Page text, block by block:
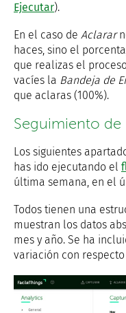
Ejecutar).
En el caso de Aclarar
haces, sino el
que realizas el
vacíes la Bandeja de
que aclaras (100%).
Seguimiento de
Los siguientes
has ido ejecutando el
última semana, en el
Todos tienen una
muestran los datos
mes y año. Se ha
variación con